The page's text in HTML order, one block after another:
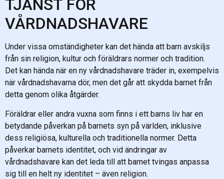
TJÄNST FÖR
VÅRDNADSHAVARE
Under vissa omständigheter kan det hända att barn avskiljs
från sin religion, kultur och föräldrars normer och tradition.
Det kan hända när en ny vårdnadshavare träder in, exempelvis
när vårdnadshavarna dör, men det går att skydda barnet från
detta genom olika åtgärder.
Föräldrar eller andra vuxna som finns i ett barns liv har en
betydande påverkan på barnets syn på världen, inklusive
dess religiösa, kulturella och traditionella normer. Detta
påverkar barnets identitet, och vid ändringar av
vårdnadshavare kan det leda till att barnet tvingas anpassa
sig till en helt ny identitet – även religion.